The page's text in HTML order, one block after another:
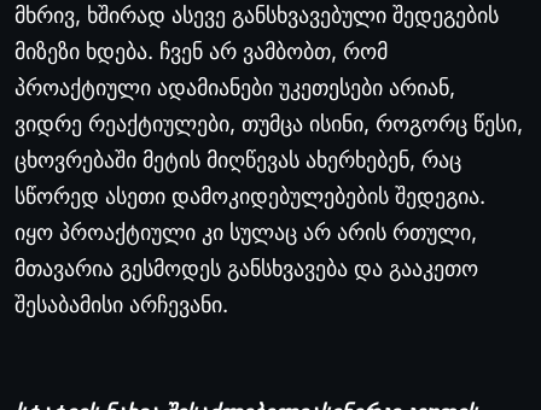
მხრივ, ხშირად ასევე განსხვავებული შედეგების
მიზეზი ხდება. ჩვენ არ ვამბობთ, რომ
პროაქტიული ადამიანები უკეთესები არიან,
ვიდრე რეაქტიულები, თუმცა ისინი, როგორც წესი,
ცხოვრებაში მეტის მიღწევას ახერხებენ, რაც
სწორედ ასეთი დამოკიდებულებების შედეგია.
იყო პროაქტიული კი სულაც არ არის რთული,
მთავარია გესმოდეს განსხვავება და გააკეთო
შესაბამისი არჩევანი.